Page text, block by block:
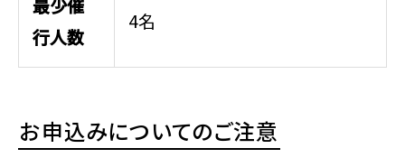
最少催
行人数
4名
お申込みについてのご注意